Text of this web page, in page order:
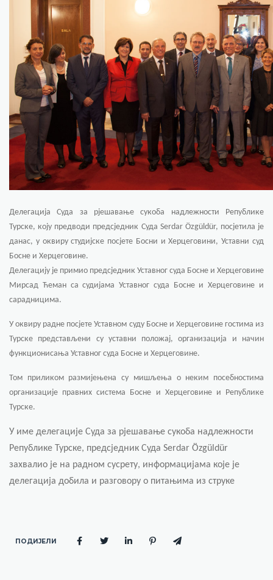
Делегација Суда за рјешавање сукоба надлежности Републике
Турске, коју предводи предсједник Суда Serdar Özgüldür, посјетила је
данас, у оквиру студијске посјете Босни и Херцеговини, Уставни суд
Босне и Херцеговине.
Делегацију је примио предсједник Уставног суда Босне и Херцеговине
Мирсад Ћеман са судијама Уставног суда Босне и Херцеговине и
сарадницима.
У оквиру радне посјете Уставном суду Босне и Херцеговине гостима из
Турске представљени су уставни положај, организација и начин
функционисања Уставног суда Босне и Херцеговине.
Том приликом размијењена су мишљења о неким посебностима
организације правних система Босне и Херцеговине и Републике
Турске.
У име делегације Суда за рјешавање сукоба надлежности
Републике Турске, предсједник Суда Serdar Özgüldür
захвалио је на радном сусрету, информацијама које је
делегација добила и разговору о питањима из струке
ПОДИЈЕЛИ